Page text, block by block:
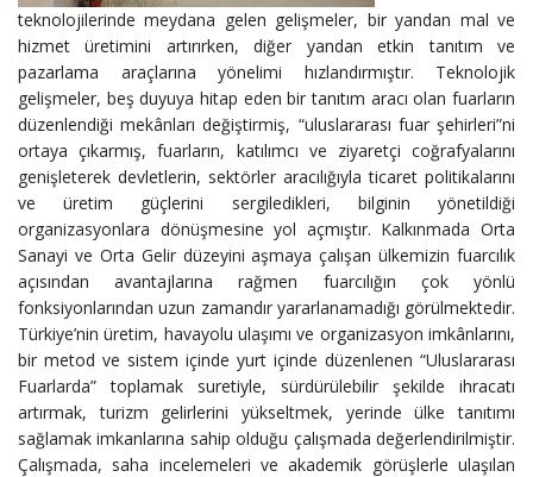
teknolojilerinde meydana gelen gelişmeler, bir yandan mal ve
hizmet üretimini artırırken, diğer yandan etkin tanıtım ve
pazarlama araçlarına yönelimi hızlandırmıştır. Teknolojik
gelişmeler, beş duyuya hitap eden bir tanıtım aracı olan fuarların
düzenlendiği mekânları değiştirmiş, “uluslararası fuar şehirleri”ni
ortaya çıkarmış, fuarların, katılımcı ve ziyaretçi coğrafyalarını
genişleterek devletlerin, sektörler aracılığıyla ticaret politikalarını
ve üretim güçlerini sergiledikleri, bilginin yönetildiği
organizasyonlara dönüşmesine yol açmıştır. Kalkınmada Orta
Sanayi ve Orta Gelir düzeyini aşmaya çalışan ülkemizin fuarcılık
açısından avantajlarına rağmen fuarcılığın çok yönlü
fonksiyonlarından uzun zamandır yararlanamadığı görülmektedir.
Türkiye’nin üretim, havayolu ulaşımı ve organizasyon imkânlarını,
bir metod ve sistem içinde yurt içinde düzenlenen “Uluslararası
Fuarlarda” toplamak suretiyle, sürdürülebilir şekilde ihracatı
artırmak, turizm gelirlerini yükseltmek, yerinde ülke tanıtımı
sağlamak imkanlarına sahip olduğu çalışmada değerlendirilmiştir.
Çalışmada, saha incelemeleri ve akademik görüşlerle ulaşılan